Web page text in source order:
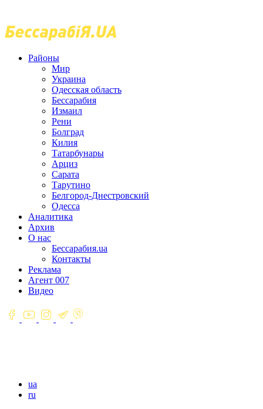
Районы
Мир
Украина
Одесская область
Бессарабия
Измаил
Рени
Болград
Килия
Татарбунары
Арциз
Сарата
Тарутино
Белгород-Днестровский
Одесса
Аналитика
Архив
О нас
Бессарабия.ua
Контакты
Реклама
Агент 007
Видео
ua
ru